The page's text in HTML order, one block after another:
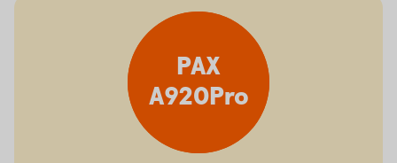
PAX
A920Pro